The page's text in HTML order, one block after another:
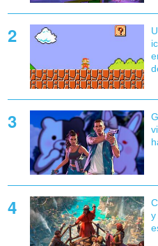
y